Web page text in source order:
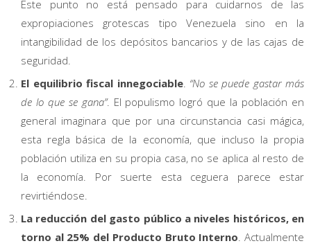
Este punto no está pensado para cuidarnos de las
expropiaciones grotescas tipo Venezuela sino en la
intangibilidad de los depósitos bancarios y de las cajas de
seguridad.
El equilibrio fiscal innegociable. “No se puede gastar más
de lo que se gana”. El populismo logró que la población en
general imaginara que por una circunstancia casi mágica,
esta regla básica de la economía, que incluso la propia
población utiliza en su propia casa, no se aplica al resto de
la economía. Por suerte esta ceguera parece estar
revirtiéndose.
La reducción del gasto público a niveles históricos, en
torno al 25% del Producto Bruto Interno . Actualmente